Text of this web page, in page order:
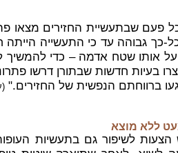
פעם שבתעשיית החזירים מצאו
כך גבוהה עד כי התעשייה הייתה
על אותו שטח אדמה – כדי להמשיך
יצרו בעיות חדשות שבתורן דרשו
ברווחתם הנפשית של החזירים."
ללא מוצא
הצעות לשיפור גם בתעשיות